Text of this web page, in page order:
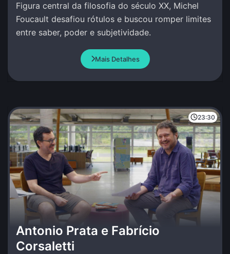
Figura central da filosofia do século XX, Michel
Foucault desafiou rótulos e buscou romper limites
entre saber, poder e subjetividade.
Mais Detalhes
23:30
Antonio Prata e Fabrício
Corsaletti